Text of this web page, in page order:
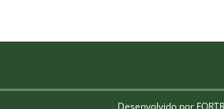
Desenvolvido por